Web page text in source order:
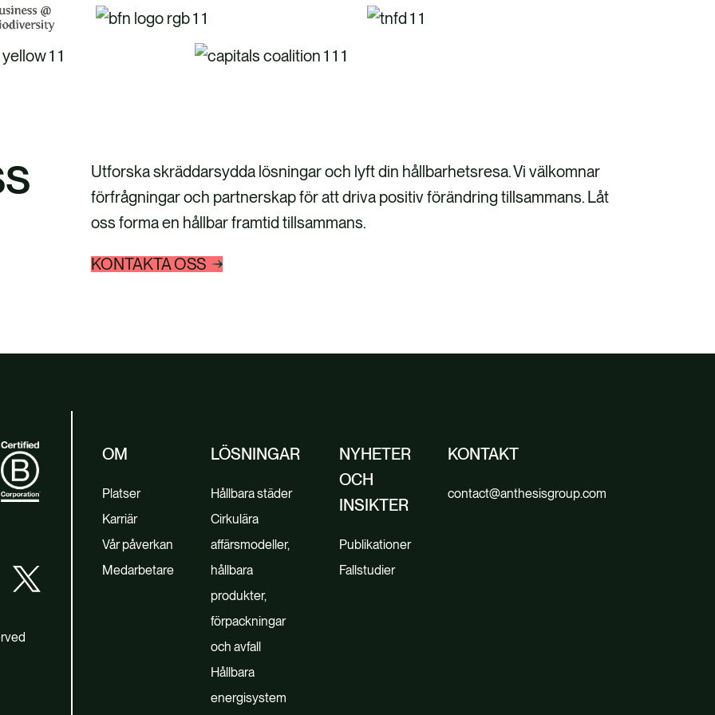
Utforska skräddarsydda lösningar och lyft din hållbarhetsresa. Vi välkomnar
förfrågningar och partnerskap för att driva positiv förändring tillsammans. Låt
oss forma en hållbar framtid tillsammans.
KONTAKTA OSS
OM
Platser
Karriär
Vår påverkan
Medarbetare
LÖSNINGAR
Hållbara städer
Cirkulära
affärsmodeller,
hållbara
produkter,
förpackningar
och avfall
Hållbara
energisystem
NYHETER
OCH
INSIKTER
Publikationer
Fallstudier
KONTAKT
contact@anthesisgroup.com